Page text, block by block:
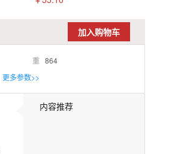
加入购物车
重 864
更多参数>>
内容推荐